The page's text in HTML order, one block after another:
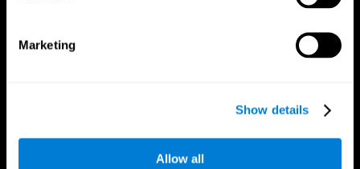
Marketing
Show details
Allow all